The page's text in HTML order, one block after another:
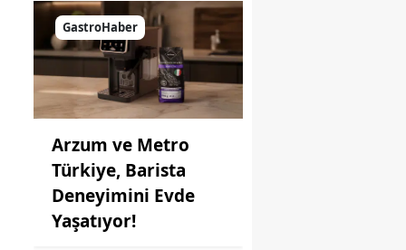
GastroHaber
Arzum ve Metro
Türkiye, Barista
Deneyimini Evde
Yaşatıyor!